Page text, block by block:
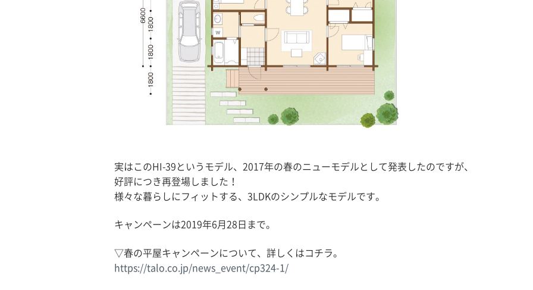
実はこのHI-39というモデル、2017年の春のニューモデルとして発表したのですが、
好評につき再登場しました！
様々な暮らしにフィットする、3LDKのシンプルなモデルです。
キャンペーンは2019年6月28日まで。
▽春の平屋キャンペーンについて、詳しくはコチラ。
https://talo.co.jp/news_event/cp324-1/